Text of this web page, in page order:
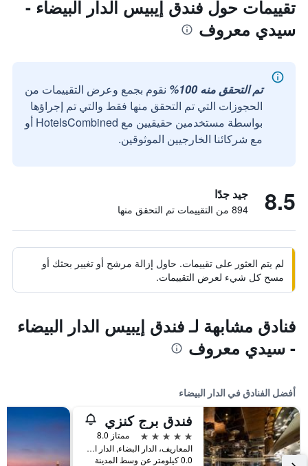
تقييمات حول فندق إيبيس الدار البيضاء -
سيدي معروف
تم التحقق منه 100%
نقوم بجمع وعرض التقييمات من
الحجوزات التي تم التحقق منها فقط والتي تم إجراؤها
بواسطة مستخدمين حقيقيين مع HotelsCombined أو
مع شركائنا الخارجيين الموثوقين.
8.5 جيد جدًا
894 من التقييمات تم التحقق منها
لم يتم العثور على تقييمات. حاول إزالة مرشح أو تغيير بحثك أو
مسح كل شيء لعرض التقييمات.
فنادق مشابهة لـ فندق إيبيس الدار البيضاء
- سيدي معروف
أفضل الفنادق في الدار البيضاء
فندق برج كنزي
5 نجوم
ممتاز 8.0
المعاريف، الدار البضاء, الدار البيضاء, المغرب
0.0 كيلومتر عن وسط المدينة